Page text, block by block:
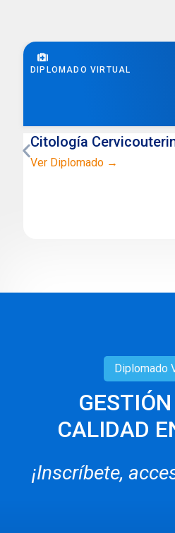
DIPLOMADO VIRTUAL
Citología
Ver Diplomado →
Diplomado
CALIDAD
¡Inscríbete,